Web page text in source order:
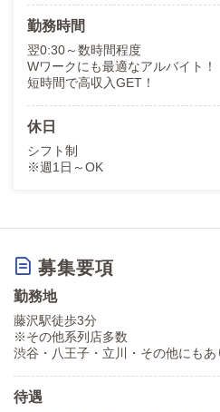
勤務時間
翌0:30～数時間程度
Wワークにも最適なアルバイト！
短時間で高収入GET！
休日
シフト制
※週1日～OK
募集要項
勤務地
藤沢駅徒歩3分
※その他系列店多数
渋谷・八王子・立川・その他にもあ
待遇